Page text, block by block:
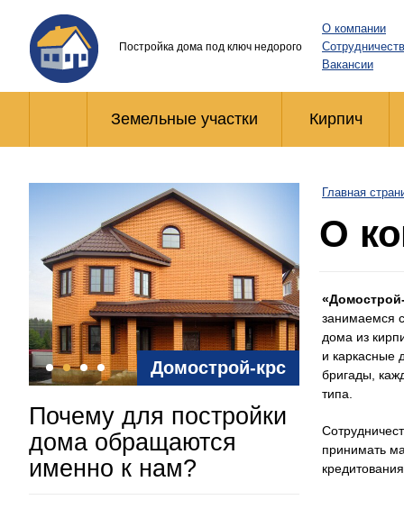
Постройка дома под ключ недорого
О компании
Вакансии
Земельные участки Кирпич
Домострой-крс
Почему для постройки
дома обращаются
именно к нам?
Главная
О
занимаемся
дома из
и каркасные
бригады,
типа.
принимать